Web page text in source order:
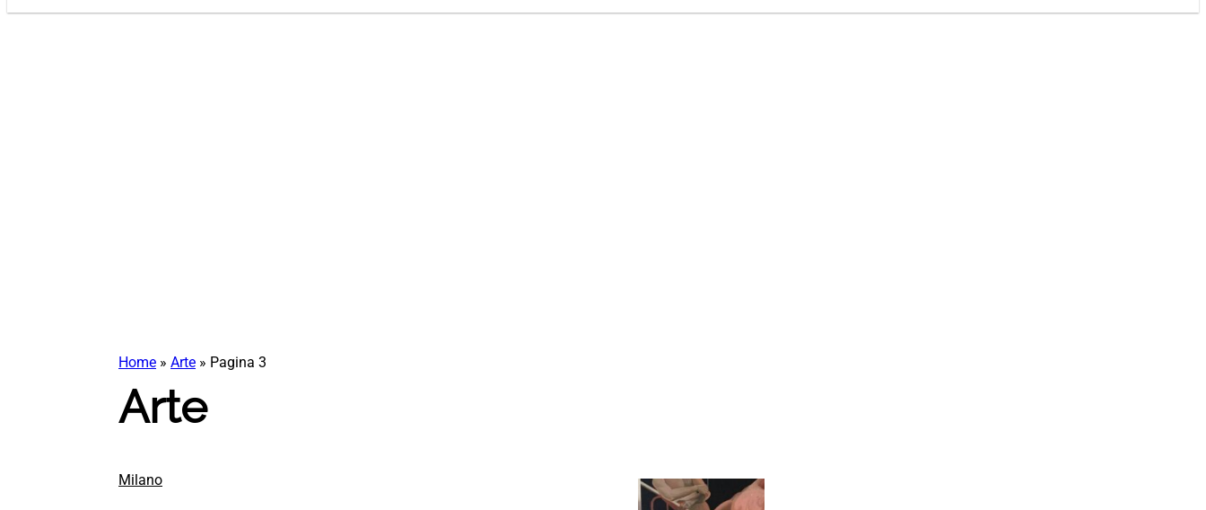
Home » Arte » Pagina 3
Arte
Milano